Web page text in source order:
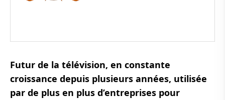
Futur de la télévision, en constante
croissance depuis plusieurs années, utilisée
par de plus en plus d’entreprises pour